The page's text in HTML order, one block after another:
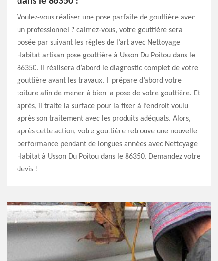
Voulez-vous réaliser une pose parfaite de gouttière avec
un professionnel ? calmez-vous, votre gouttière sera
posée par suivant les règles de l’art avec Nettoyage
Habitat artisan pose gouttière à Usson Du Poitou dans le
86350. Il réalisera d’abord le diagnostic complet de votre
gouttière avant les travaux. Il prépare d’abord votre
toiture afin de mener à bien la pose de votre gouttière. Et
après, il traite la surface pour la fixer à l’endroit voulu
après son traitement avec les produits adéquats. Alors,
après cette action, votre gouttière retrouve une nouvelle
performance pendant de longues années avec Nettoyage
Habitat à Usson Du Poitou dans le 86350. Demandez votre
devis !